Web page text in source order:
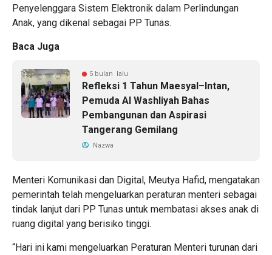
Penyelenggara Sistem Elektronik dalam Perlindungan
Anak, yang dikenal sebagai PP Tunas.
Baca Juga
5 bulan lalu
Refleksi 1 Tahun Maesyal–Intan,
Pemuda Al Washliyah Bahas
Pembangunan dan Aspirasi
Tangerang Gemilang
Nazwa
Menteri Komunikasi dan Digital, Meutya Hafid, mengatakan
pemerintah telah mengeluarkan peraturan menteri sebagai
tindak lanjut dari PP Tunas untuk membatasi akses anak di
ruang digital yang berisiko tinggi.
“Hari ini kami mengeluarkan Peraturan Menteri turunan dari